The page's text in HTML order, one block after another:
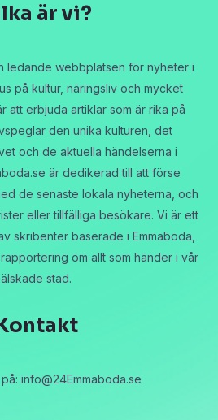
är vi?
ledande webbplatsen för nyheter i
på kultur, näringsliv och mycket
att erbjuda artiklar som är rika på
den unika kulturen, det
och de aktuella händelserna i
är dedikerad till att förse
de senaste lokala nyheterna, och
eller tillfälliga besökare. Vi är ett
skribenter baserade i Emmaboda,
om allt som händer i vår
älskade stad.
info@24Emmaboda.se